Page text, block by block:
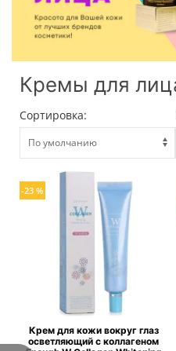
Кремы для
Сортировка:
-23 %
Крем для кожи вокруг глаз
осветляющий с коллагеном